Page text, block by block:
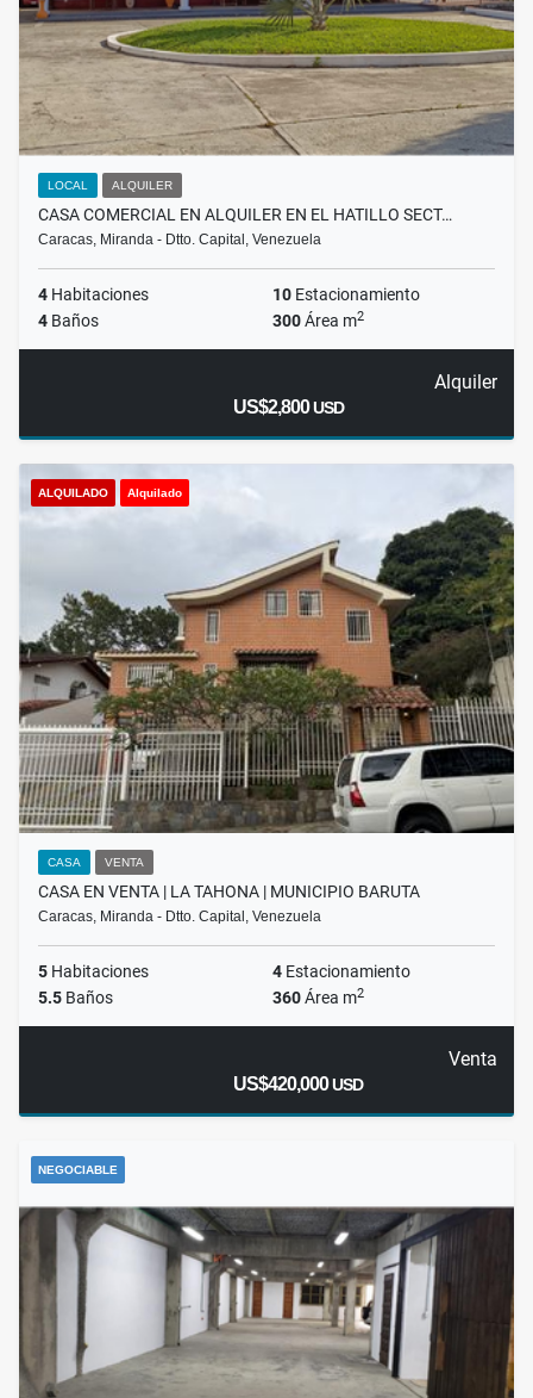
LOCAL ALQUILER
CASA COMERCIAL EN ALQUILER EN EL HATILLO SECT…
Caracas, Miranda - Dtto. Capital, Venezuela
4 Habitaciones 10 Estacionamiento
4 Baños 300Área m2
Alquiler
US$2,800USD
ALQUILADO Alquilado
CASA VENTA
CASA EN VENTA | LA TAHONA | MUNICIPIO BARUTA
Caracas, Miranda - Dtto. Capital, Venezuela
5 Habitaciones 4 Estacionamiento
5.5 Baños 360Área m2
Venta
US$420,000USD
NEGOCIABLE